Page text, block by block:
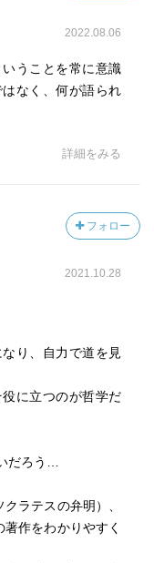
2022.08.06
うことを常に意識
なく、何が語られ
詳細をみる
フォロー
2021.10.28
り、自力で道を見
に立つのが哲学だ
だろう…
ラテスの弁明）、
作をわかりやすく